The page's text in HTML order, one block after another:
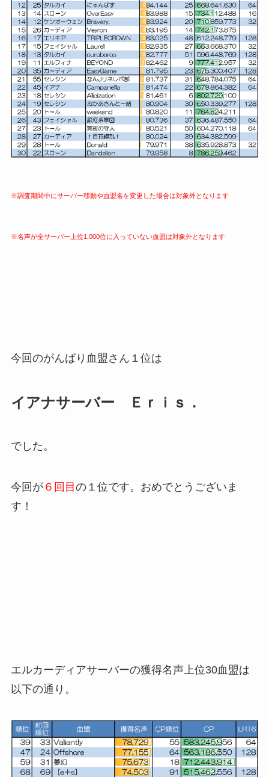
※調査期間中にサーバー移動や血盟名を変更した場合は対象外となります
※名声が全サーバー上位1,000位に入っていない血盟は対象外となります
今回のがんばり血盟さん１位は
イアナサーバー Ｅｒｉｓ．
でした。
今回が６回目 の１位です。おめでとうございま
す！
エルカーディアサーバーの獲得名声上位30血盟は
以下の通り。